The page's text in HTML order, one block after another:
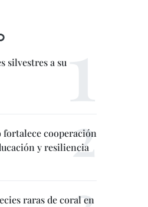
silvestres a su
fortalece cooperación
y resiliencia
raras de coral en